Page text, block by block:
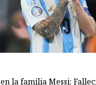
la familia Messi: